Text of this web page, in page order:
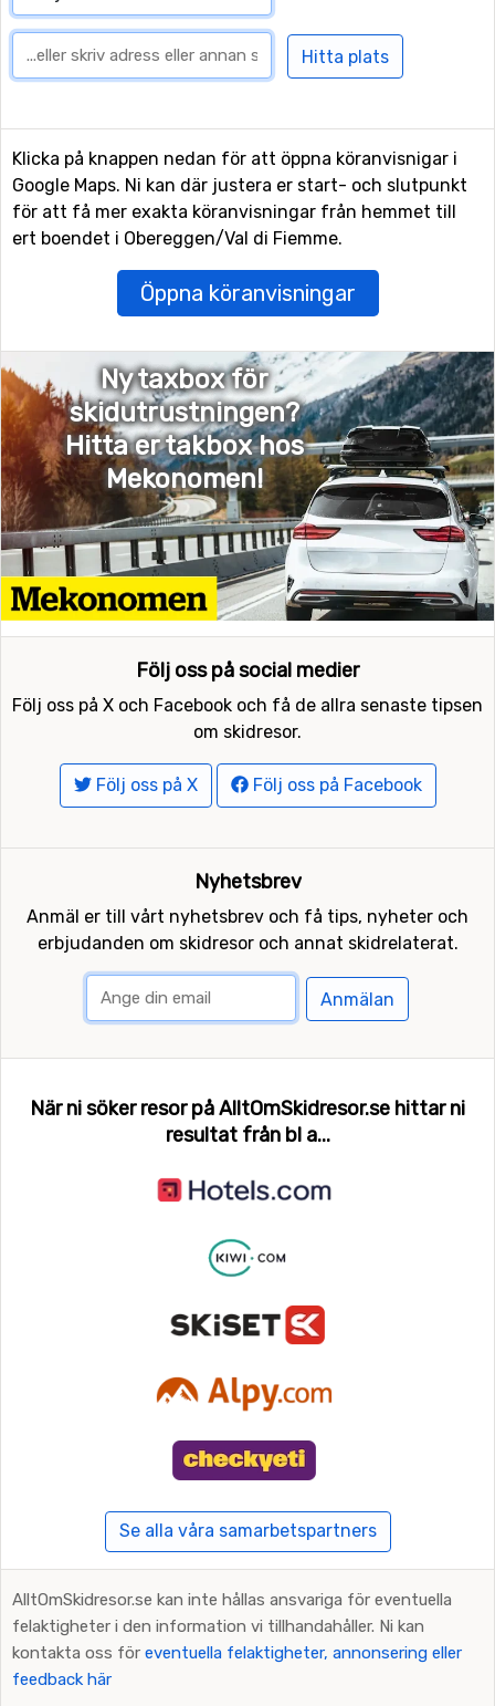
Klicka på knappen nedan för att öppna köranvisnigar i
Google Maps. Ni kan där justera er start- och slutpunkt
för att få mer exakta köranvisningar från hemmet till
ert boendet i Obereggen/Val di Fiemme.
Öppna köranvisningar
Ny taxbox för
skidutrustningen?
Hitta er takbox hos
Mekonomen!
Följ oss på social medier
Följ oss på X och Facebook och få de allra senaste tipsen
om skidresor.
Följ oss på X Följ oss på Facebook
Nyhetsbrev
Anmäl er till vårt nyhetsbrev och få tips, nyheter och
erbjudanden om skidresor och annat skidrelaterat.
Anmälan
När ni söker resor på AlltOmSkidresor.se hittar ni
resultat från bl a...
Se alla våra samarbetspartners
AlltOmSkidresor.se kan inte hållas ansvariga för eventuella
felaktigheter i den information vi tillhandahåller. Ni kan
kontakta oss för eventuella felaktigheter, annonsering eller
feedback här